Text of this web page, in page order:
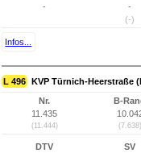
-
-
(-)
Infos...
L 496 KVP Türnich-Heerstraße
Nr.
11.435
(11.444)
B-
(7.638)
DTV
SV